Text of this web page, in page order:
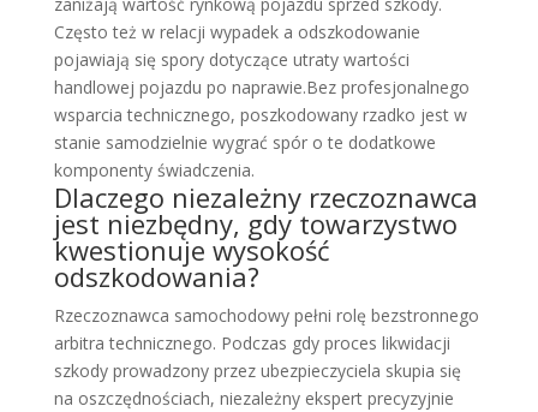
zaniżają wartość rynkową pojazdu sprzed szkody.
Często też w relacji wypadek a odszkodowanie
pojawiają się spory dotyczące utraty wartości
handlowej pojazdu po naprawie.Bez profesjonalnego
wsparcia technicznego, poszkodowany rzadko jest w
stanie samodzielnie wygrać spór o te dodatkowe
komponenty świadczenia.
Dlaczego niezależny rzeczoznawca
jest niezbędny, gdy towarzystwo
kwestionuje wysokość
odszkodowania?
Rzeczoznawca samochodowy pełni rolę bezstronnego
arbitra technicznego. Podczas gdy proces likwidacji
szkody prowadzony przez ubezpieczyciela skupia się
na oszczędnościach, niezależny ekspert precyzyjnie